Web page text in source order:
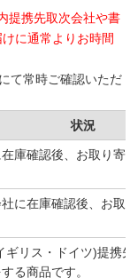
提携先取次会社や書
に通常よりお時間
にて常時ご確認いただ
状況
庫確認後、お取り
に在庫確認後、お
ギリス・ドイツ)提携
る商品です。